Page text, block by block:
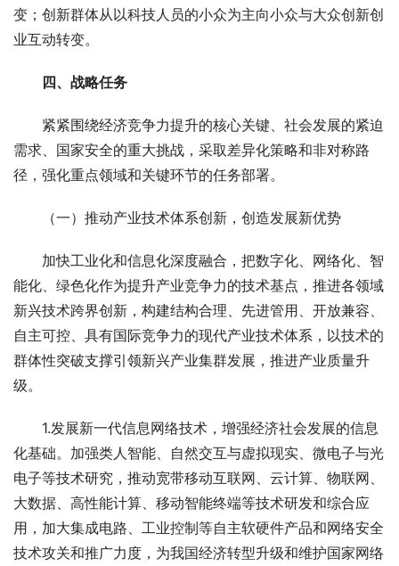
变；创新群体从以科技人员的小众为主向小众与大众创新创
业互动转变。
四、战略任务
紧紧围绕经济竞争力提升的核心关键、社会发展的紧迫
需求、国家安全的重大挑战，采取差异化策略和非对称路
径，强化重点领域和关键环节的任务部署。
（一）推动产业技术体系创新，创造发展新优势
加快工业化和信息化深度融合，把数字化、网络化、智
能化、绿色化作为提升产业竞争力的技术基点，推进各领域
新兴技术跨界创新，构建结构合理、先进管用、开放兼容、
自主可控、具有国际竞争力的现代产业技术体系，以技术的
群体性突破支撑引领新兴产业集群发展，推进产业质量升
级。
1.发展新一代信息网络技术，增强经济社会发展的信息
化基础。加强类人智能、自然交互与虚拟现实、微电子与光
电子等技术研究，推动宽带移动互联网、云计算、物联网、
大数据、高性能计算、移动智能终端等技术研发和综合应
用，加大集成电路、工业控制等自主软硬件产品和网络安全
技术攻关和推广力度，为我国经济转型升级和维护国家网络